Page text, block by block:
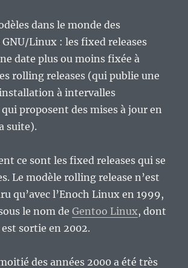
libre
?
dans le monde des
Linux : les fixed releases
date plus ou moins fixée à
rolling releases (qui publie une
à intervalles
proposent des mises à jour en
suite).
ce sont les fixed releases qui se
Le modèle rolling release n’est
qu’avec l’Enoch Linux en 1999,
le nom deGentoo Linux, dont
sortie en 2002.
des années 2000 a été très